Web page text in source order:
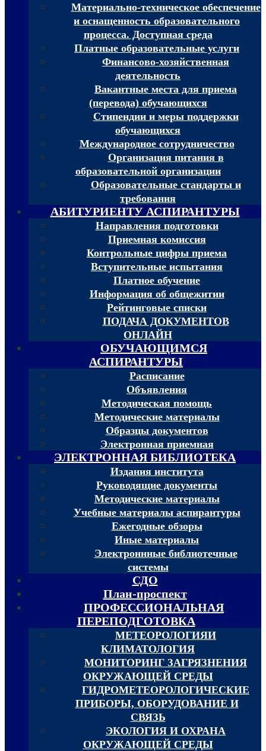
Материально-техническое обеспечение
и оснащенность образовательного
процесса. Доступная среда
Платные образовательные услуги
Финансово-хозяйственная
деятельность
Вакантные места для приема
(перевода) обучающихся
Стипендии и меры поддержки
обучающихся
Международное сотрудничество
Организация питания в
образовательной организации
Образовательные стандарты и
требования
АБИТУРИЕНТУ АСПИРАНТУРЫ
Направления подготовки
Приемная комиссия
Контрольные цифры приема
Вступительные испытания
Платное обучение
Информация об общежитии
Рейтинговые списки
ПОДАЧА ДОКУМЕНТОВ
ОНЛАЙН
ОБУЧАЮЩИМСЯ
АСПИРАНТУРЫ
Расписание
Объявления
Методическая помощь
Методические материалы
Образцы документов
Электронная приемная
ЭЛЕКТРОННАЯ БИБЛИОТЕКА
Издания института
Руководящие документы
Методические материалы
Учебные материалы аспирантуры
Ежегодные обзоры
Иные материалы
Электроннные библиотечные
системы
СДО
План-проспект
ПРОФЕССИОНАЛЬНАЯ
ПЕРЕПОДГОТОВКА
МЕТЕОРОЛОГИЯИ
КЛИМАТОЛОГИЯ
МОНИТОРИНГ ЗАГРЯЗНЕНИЯ
ОКРУЖАЮЩЕЙ СРЕДЫ
ГИДРОМЕТЕОРОЛОГИЧЕСКИЕ
ПРИБОРЫ, ОБОРУДОВАНИЕ И
СВЯЗЬ
ЭКОЛОГИЯ И ОХРАНА
ОКРУЖАЮЩЕЙ СРЕДЫ